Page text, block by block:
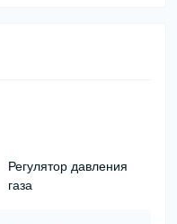
Регулятор давления
газа